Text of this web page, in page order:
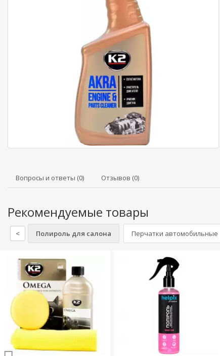
Вопросы и ответы (0) Отзывов (0)
Рекомендуемые товары
< Полироль для салона Перчатки автомобильные